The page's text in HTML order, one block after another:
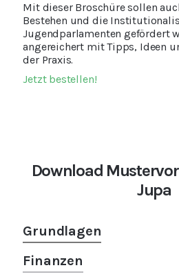
Mit dieser Broschüre sollen
Bestehen und die
Jugendparlamenten gefördert
angereichert mit Tipps, Ideen
der Praxis.
Jetzt bestellen!
Download
Jupa
Grundlagen
Finanzen